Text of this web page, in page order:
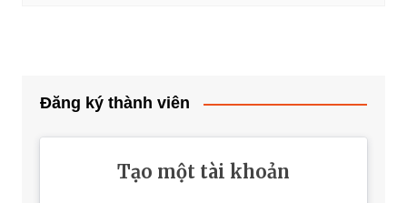
Đăng ký thành viên
Tạo một tài khoản